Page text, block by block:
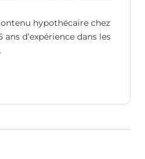
hypothécaire chez
d’expérience dans les